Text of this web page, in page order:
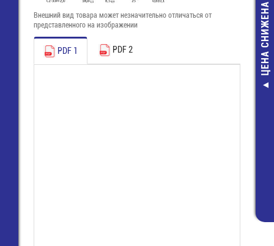
ЦЕНА СНИЖЕНА
Внешний вид товара может незначительно отличаться от
представленного на изображении
PDF 1 PDF 2